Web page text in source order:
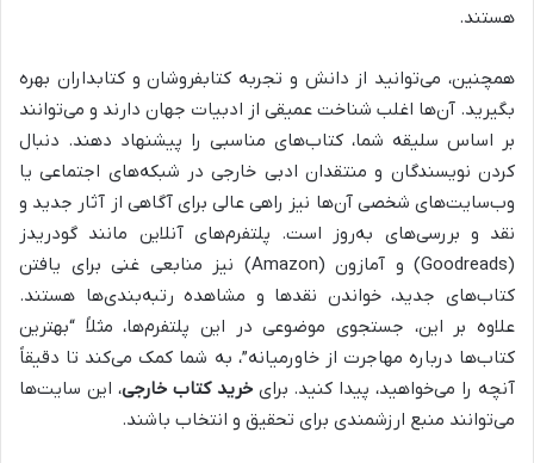
هستند.
همچنین، می‌توانید از دانش و تجربه کتابفروشان و کتابداران بهره
بگیرید. آن‌ها اغلب شناخت عمیقی از ادبیات جهان دارند و می‌توانند
بر اساس سلیقه شما، کتاب‌های مناسبی را پیشنهاد دهند. دنبال
کردن نویسندگان و منتقدان ادبی خارجی در شبکه‌های اجتماعی یا
وب‌سایت‌های شخصی آن‌ها نیز راهی عالی برای آگاهی از آثار جدید و
نقد و بررسی‌های به‌روز است. پلتفرم‌های آنلاین مانند گودریدز
(Goodreads) و آمازون (Amazon) نیز منابعی غنی برای یافتن
کتاب‌های جدید، خواندن نقدها و مشاهده رتبه‌بندی‌ها هستند.
علاوه بر این، جستجوی موضوعی در این پلتفرم‌ها، مثلاً “بهترین
کتاب‌ها درباره مهاجرت از خاورمیانه”، به شما کمک می‌کند تا دقیقاً
آنچه را می‌خواهید، پیدا کنید. برایخرید کتاب خارجی، این سایت‌ها
می‌توانند منبع ارزشمندی برای تحقیق و انتخاب باشند.